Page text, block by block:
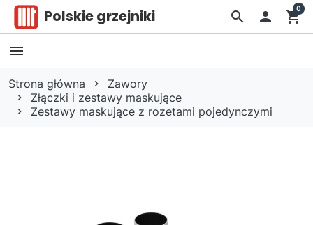
Polskie grzejniki search  shopping_cart
0
Strona główna
Zawory
Złączki i zestawy maskujące
Zestawy maskujące z rozetami pojedynczymi